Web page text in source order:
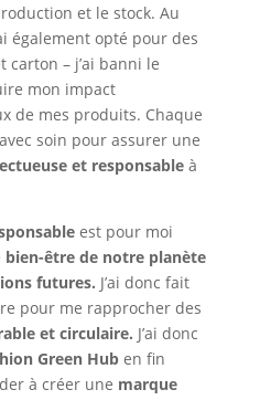
et le stock. Au
également opté pour des
carton – j’ai banni le
mon impact
de mes produits. Chaque
soin pour assurer une
et responsableà
est pour moi
bien-être de notre planète
futures. J’ai donc fait
pour me rapprocher des
et circulaire. J’ai donc
Green Huben fin
à créer une marque